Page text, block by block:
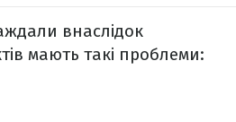
внаслідок
мають такі проблеми: